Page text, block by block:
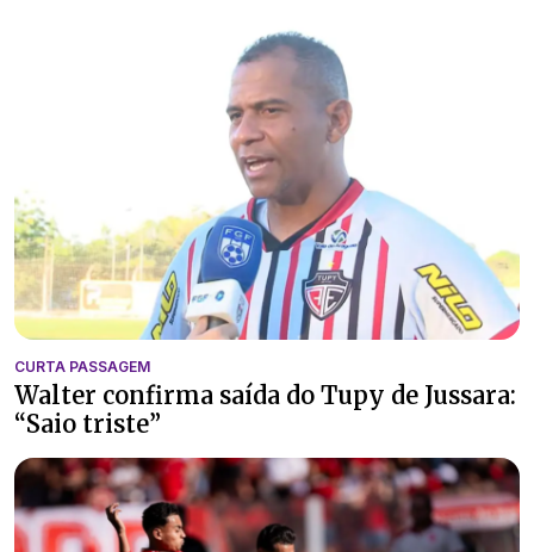
CURTA PASSAGEM
Walter confirma saída do Tupy de Jussara:
“Saio triste”